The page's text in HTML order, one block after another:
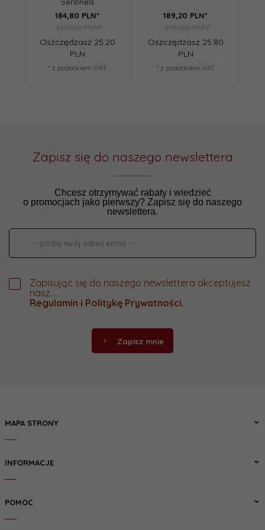
184,80 PLN*
210,00 PLN*
Oszczędzasz 25.20
PLN
* z podatkiem VAT
189,20 PLN*
215,00 PLN*
Oszczędzasz 25.80
PLN
* z podatkiem VAT
Zapisz się do naszego newslettera
Chcesz otrzymywać rabaty i wiedzieć
o promocjach jako pierwszy? Zapisz się do naszego
newslettera.
Zapisując się do naszego newslettera akceptujesz
nasz.....
Regulamin i Politykę Prywatności.
Zapisz mnie
MAPA STRONY
INFORMACJE
POMOC